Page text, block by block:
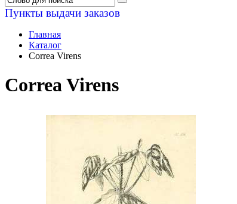
Пункты выдачи заказов
Главная
Каталог
Correa Virens
Correa Virens